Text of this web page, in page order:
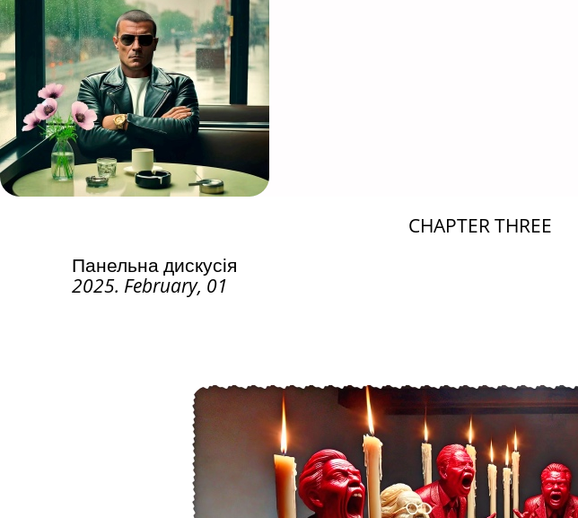
CHAPTER THREE
Панельна дискусія
2025. February, 01